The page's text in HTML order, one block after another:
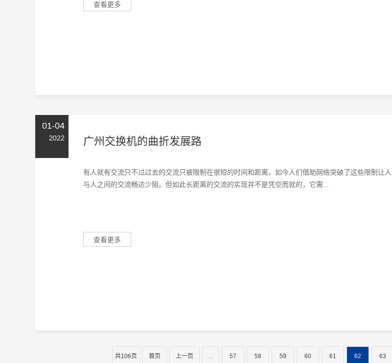
查看更多
01-04
2022 广州交换机的曲折发展路
有人就有交流只不过过去的交流只被限制在很短的时间和距离，如今人们借助网络突破了这些限制让人
与人之间的交流畅达少阻。但如此长距离的交流的实现并不是凭空而就的，它需...
查看更多
共106页 首页 上一页 ... 57 58 59 60 61 62 63